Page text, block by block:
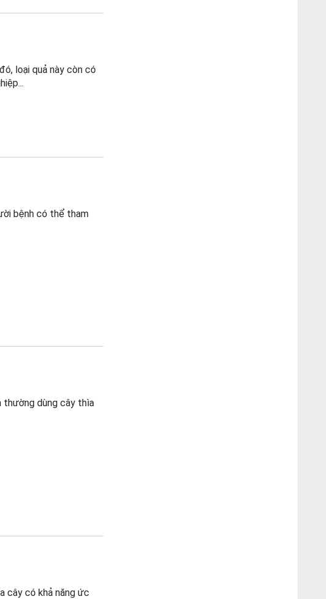
loại quả này còn có
bệnh có thể tham
thường dùng cây thìa
cây có khả năng ức